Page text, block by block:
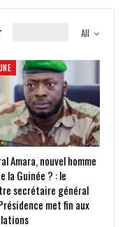
All
Amara, nouvel homme
la Guinée ? : le
secrétaire général
met fin aux